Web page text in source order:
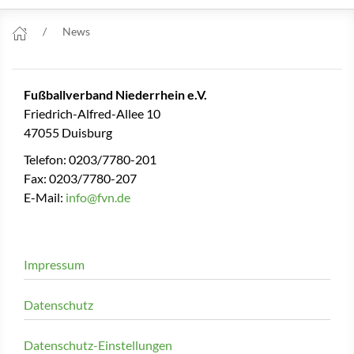
News
Fußballverband Niederrhein e.V.
Friedrich-Alfred-Allee 10
47055 Duisburg
Telefon: 0203/7780-201
Fax: 0203/7780-207
E-Mail: info@fvn.de
Impressum
Datenschutz
Datenschutz-Einstellungen